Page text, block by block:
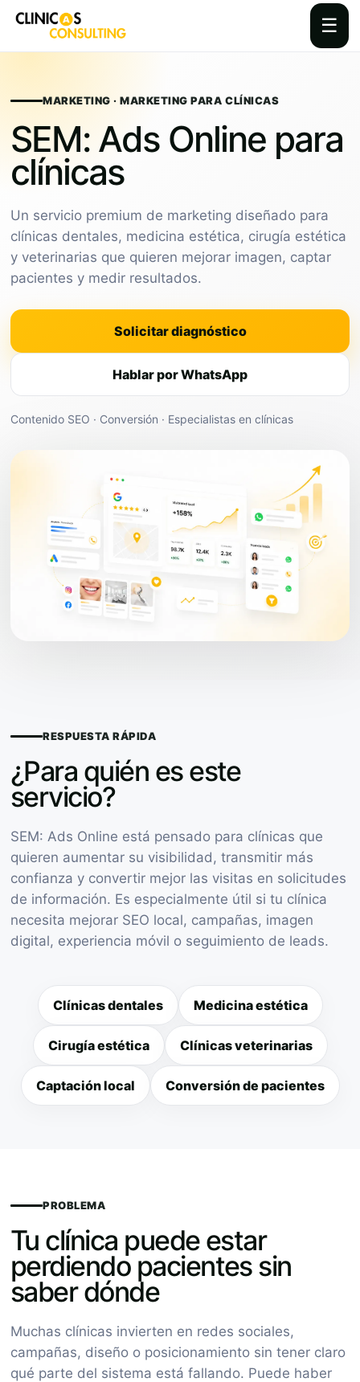
☰
contentMARKETING · MARKETING PARA CLÍNICAS
SEM: Ads Online para
clínicas
Un servicio premium de marketing diseñado para
clínicas dentales, medicina estética, cirugía estética
y veterinarias que quieren mejorar imagen, captar
pacientes y medir resultados.
Solicitar diagnóstico
Hablar por WhatsApp
Contenido SEO · Conversión · Especialistas en clínicas
RESPUESTA RÁPIDA
¿Para quién es este
servicio?
SEM: Ads Online está pensado para clínicas que
quieren aumentar su visibilidad, transmitir más
confianza y convertir mejor las visitas en solicitudes
de información. Es especialmente útil si tu clínica
necesita mejorar SEO local, campañas, imagen
digital, experiencia móvil o seguimiento de leads.
Clínicas dentales Medicina estética
Cirugía estética Clínicas veterinarias
Captación local Conversión de pacientes
PROBLEMA
Tu clínica puede estar
perdiendo pacientes sin
saber dónde
Muchas clínicas invierten en redes sociales,
campañas, diseño o posicionamiento sin tener claro
qué parte del sistema está fallando. Puede haber